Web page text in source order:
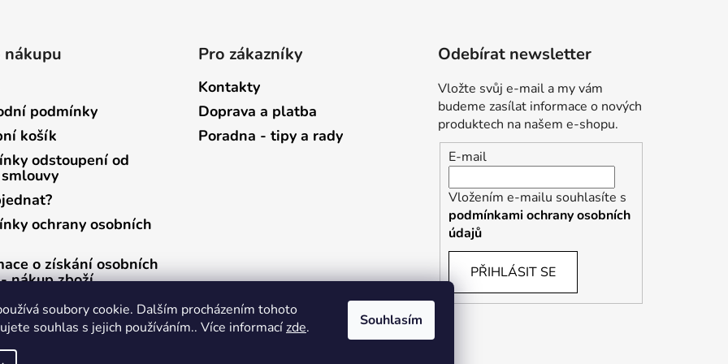
soubory cookie. Dalším procházením tohoto
souhlas s jejich používáním.. Více informacízde. Souhlasím
nákupu
podmínky
košík
odstoupení od
ochrany osobních
o získání osobních
nákup zboží
o získání osobních
zasílání newsletterů
Pro zákazníky
Kontakty
Doprava a platba
Poradna - tipy a rady
Odebírat newsletter
Vložte svůj e-mail a my vám
budeme zasílat informace o nových
produktech na našem e-shopu.
E-mail
Vložením e-mailu souhlasíte s
podmínkami ochrany osobních
údajů
PŘIHLÁSIT SE